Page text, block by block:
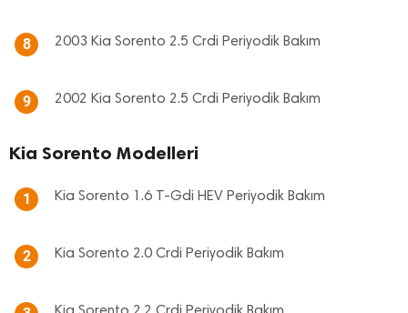
8 2003 Kia Sorento 2.5 Crdi Periyodik Bakım
9 2002 Kia Sorento 2.5 Crdi Periyodik Bakım
Kia Sorento Modelleri
1 Kia Sorento 1.6 T-Gdi HEV Periyodik Bakım
2 Kia Sorento 2.0 Crdi Periyodik Bakım